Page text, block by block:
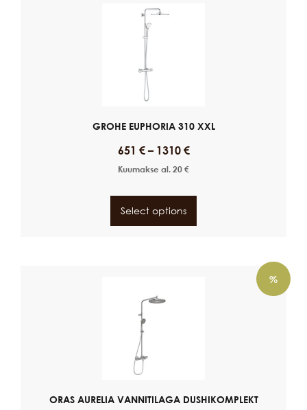
GROHE EUPHORIA 310 XXL
651 €– 1310 €
Kuumakse al. 20 €
Select options
%
ORAS AURELIA VANNITILAGA DUSHIKOMPLEKT